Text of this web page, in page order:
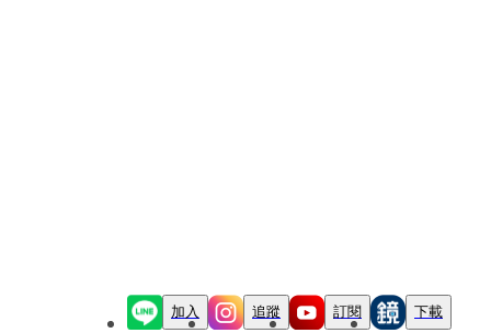
加入 追蹤 訂閱 下載